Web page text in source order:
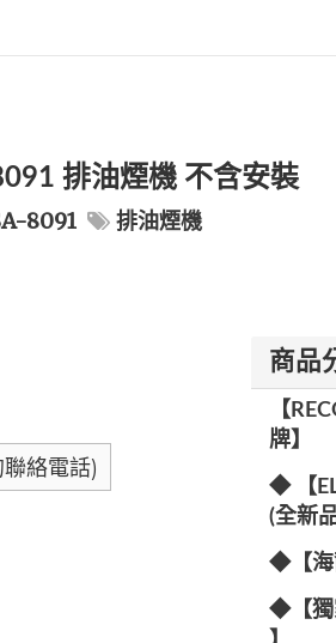
排油煙機 不含安裝
8091 排油煙機
絡電話)
商品
【
牌】
◆ 【
(全新
◆【海
◆【獨